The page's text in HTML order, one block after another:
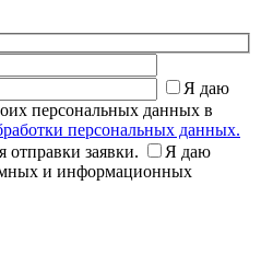
Я даю
персональных данных в
персональных данных.
отправки заявки.
Я даю
и информационных